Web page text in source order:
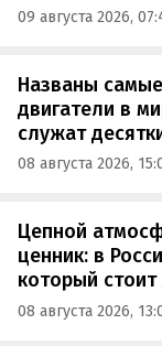
09 августа 2026,
Названы
двигатели в
служат
08 августа 2026,
Цепной
ценник: в
который
08 августа 2026,